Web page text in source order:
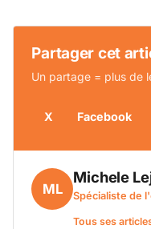
Partager cet
Un partage = plus de
X Facebook
ML
Michele
Spécialiste de
Tous ses